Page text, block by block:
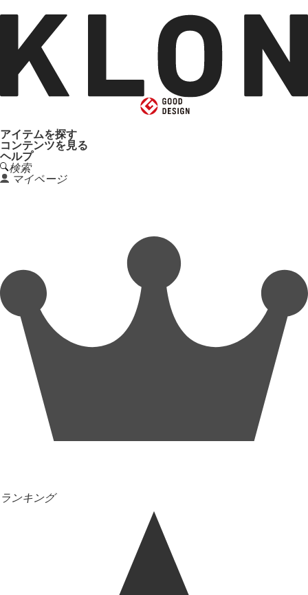
アイテムを探す
コンテンツを見る
ヘルプ
検索
マイページ
ランキング